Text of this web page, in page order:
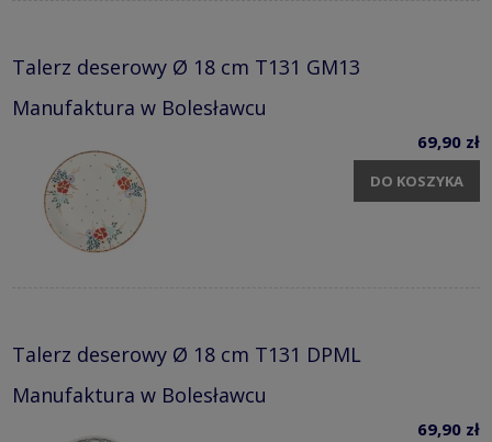
Talerz deserowy Ø 18 cm T131 GM13
Manufaktura w Bolesławcu
69,90 zł
DO KOSZYKA
Talerz deserowy Ø 18 cm T131 DPML
Manufaktura w Bolesławcu
69,90 zł